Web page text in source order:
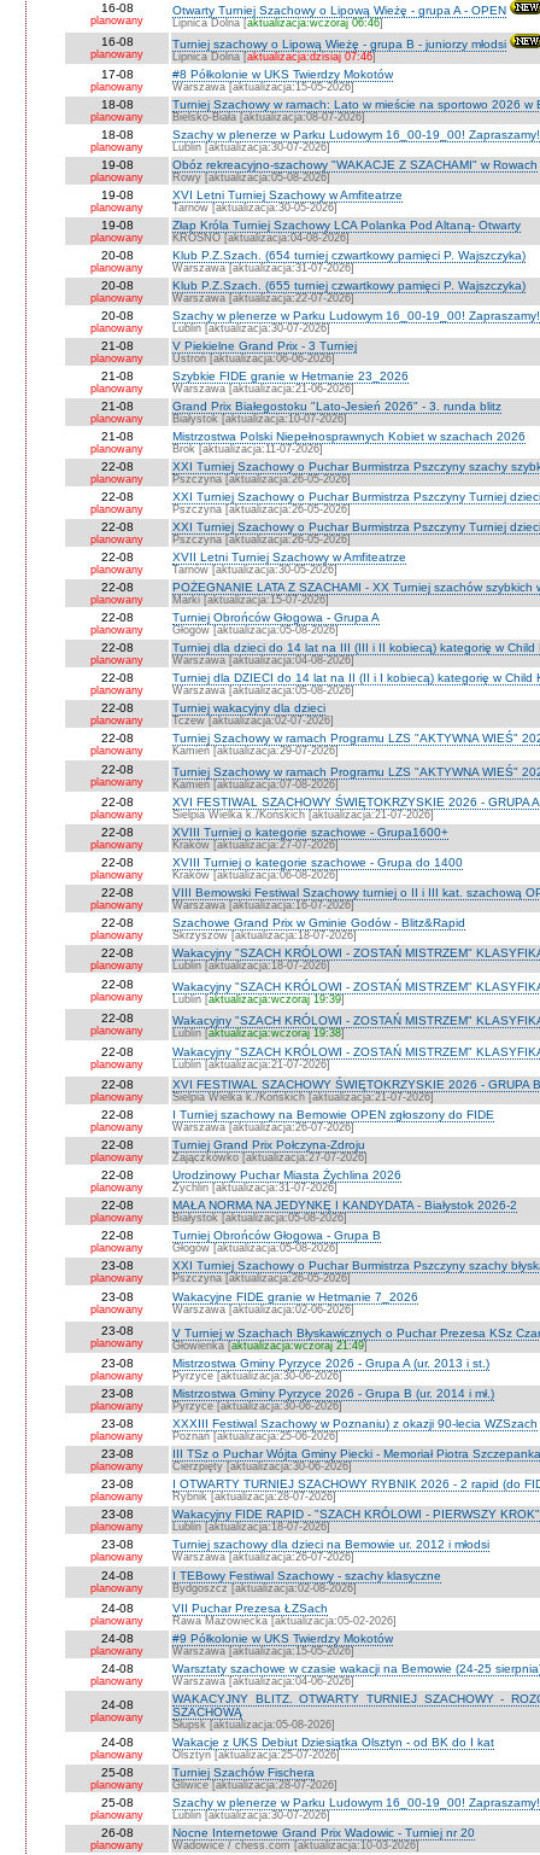
16-08
planowany
Otwarty Turniej Szachowy o Lipową Wieżę - grupa A - OPEN
Lipnica Dolna [aktualizacja:wczoraj 06:46]
16-08
planowany
Turniej szachowy o Lipową Wieżę - grupa B - juniorzy młodsi
Lipnica Dolna [aktualizacja:dzisiaj 07:46]
17-08
planowany
#8 Półkolonie w UKS Twierdzy Mokotów
Warszawa [aktualizacja:15-05-2026]
18-08
planowany
Turniej Szachowy w ramach: Lato w mieście na sportowo 2026 w
Bielsko-Biała [aktualizacja:08-07-2026]
18-08
planowany
Szachy w plenerze w Parku Ludowym 16_00-19_00! Zapraszamy!
Lublin [aktualizacja:30-07-2026]
19-08
planowany
Obóz rekreacyjno-szachowy "WAKACJE Z SZACHAMI" w Rowach
Rowy [aktualizacja:05-08-2026]
19-08
planowany
XVI Letni Turniej Szachowy w Amfiteatrze
Tarnów [aktualizacja:30-05-2026]
19-08
planowany
Złap Króla Turniej Szachowy LCA Polanka Pod Altaną- Otwarty
KROSNO [aktualizacja:04-08-2026]
20-08
planowany
Klub P.Z.Szach. (654 turniej czwartkowy pamięci P. Wajszczyka)
Warszawa [aktualizacja:31-07-2026]
20-08
planowany
Klub P.Z.Szach. (655 turniej czwartkowy pamięci P. Wajszczyka)
Warszawa [aktualizacja:22-07-2026]
20-08
planowany
Szachy w plenerze w Parku Ludowym 16_00-19_00! Zapraszamy!
Lublin [aktualizacja:30-07-2026]
21-08
planowany
V Piekielne Grand Prix - 3 Turniej
Ustroń [aktualizacja:06-06-2026]
21-08
planowany
Szybkie FIDE granie w Hetmanie 23_2026
Warszawa [aktualizacja:21-06-2026]
21-08
planowany
Grand Prix Białegostoku "Lato-Jesień 2026" - 3. runda blitz
Białystok [aktualizacja:10-07-2026]
21-08
planowany
Mistrzostwa Polski Niepełnosprawnych Kobiet w szachach 2026
Brok [aktualizacja:11-07-2026]
22-08
planowany
XXI Turniej Szachowy o Puchar Burmistrza Pszczyny szachy
Pszczyna [aktualizacja:26-05-2026]
22-08
planowany
XXI Turniej Szachowy o Puchar Burmistrza Pszczyny Turniej
Pszczyna [aktualizacja:26-05-2026]
22-08
planowany
XXI Turniej Szachowy o Puchar Burmistrza Pszczyny Turniej
Pszczyna [aktualizacja:26-05-2026]
22-08
planowany
XVII Letni Turniej Szachowy w Amfiteatrze
Tarnów [aktualizacja:30-05-2026]
22-08
planowany
POŻEGNANIE LATA Z SZACHAMI - XX Turniej szachów szybkich
Marki [aktualizacja:15-07-2026]
22-08
planowany
Turniej Obrońców Głogowa - Grupa A
Głogów [aktualizacja:05-08-2026]
22-08
planowany
Turniej dla dzieci do 14 lat na III (III i II kobiecą) kategorię w Child
Warszawa [aktualizacja:04-08-2026]
22-08
planowany
Turniej dla DZIECI do 14 lat na II (II i I kobiecą) kategorię w Child
Warszawa [aktualizacja:05-08-2026]
22-08
planowany
Turniej wakacyjny dla dzieci
Tczew [aktualizacja:02-07-2026]
22-08
planowany
Turniej Szachowy w ramach Programu LZS "AKTYWNA WIEŚ"
Kamień [aktualizacja:29-07-2026]
22-08
planowany
Turniej Szachowy w ramach Programu LZS "AKTYWNA WIEŚ"
Kamień [aktualizacja:07-08-2026]
22-08
planowany
XVI FESTIWAL SZACHOWY ŚWIĘTOKRZYSKIE 2026 - GRUPA
Sielpia Wielka k./Końskich [aktualizacja:21-07-2026]
22-08
planowany
XVIII Turniej o kategorie szachowe - Grupa1600+
Kraków [aktualizacja:27-07-2026]
22-08
planowany
XVIII Turniej o kategorie szachowe - Grupa do 1400
Kraków [aktualizacja:06-08-2026]
22-08
planowany
VIII Bemowski Festiwal Szachowy turniej o II i III kat. szachową
Warszawa [aktualizacja:16-07-2026]
22-08
planowany
Szachowe Grand Prix w Gminie Godów - Blitz&Rapid
Skrzyszów [aktualizacja:18-07-2026]
22-08
planowany
Wakacyjny "SZACH KRÓLOWI - ZOSTAŃ MISTRZEM"
Lublin [aktualizacja:18-07-2026]
22-08
planowany
Wakacyjny "SZACH KRÓLOWI - ZOSTAŃ MISTRZEM"
Lublin [aktualizacja:wczoraj 19:39]
22-08
planowany
Wakacyjny "SZACH KRÓLOWI - ZOSTAŃ MISTRZEM"
Lublin [aktualizacja:wczoraj 19:38]
22-08
planowany
Wakacyjny "SZACH KRÓLOWI - ZOSTAŃ MISTRZEM"
Lublin [aktualizacja:21-07-2026]
22-08
planowany
XVI FESTIWAL SZACHOWY ŚWIĘTOKRZYSKIE 2026 - GRUPA B
Sielpia Wielka k./Końskich [aktualizacja:21-07-2026]
22-08
planowany
I Turniej szachowy na Bemowie OPEN zgłoszony do FIDE
Warszawa [aktualizacja:26-07-2026]
22-08
planowany
Turniej Grand Prix Połczyna-Zdroju
Zajączkówko [aktualizacja:27-07-2026]
22-08
planowany
Urodzinowy Puchar Miasta Żychlina 2026
Żychlin [aktualizacja:31-07-2026]
22-08
planowany
MAŁA NORMA NA JEDYNKĘ I KANDYDATA - Białystok 2026-2
Białystok [aktualizacja:05-08-2026]
22-08
planowany
Turniej Obrońców Głogowa - Grupa B
Głogów [aktualizacja:05-08-2026]
23-08
planowany
XXI Turniej Szachowy o Puchar Burmistrza Pszczyny szachy
Pszczyna [aktualizacja:26-05-2026]
23-08
planowany
Wakacyjne FIDE granie w Hetmanie 7_2026
Warszawa [aktualizacja:02-06-2026]
23-08
planowany
V Turniej w Szachach Błyskawicznych o Puchar Prezesa KSz
Głowienka [aktualizacja:wczoraj 21:49]
23-08
planowany
Mistrzostwa Gminy Pyrzyce 2026 - Grupa A (ur. 2013 i st.)
Pyrzyce [aktualizacja:30-06-2026]
23-08
planowany
Mistrzostwa Gminy Pyrzyce 2026 - Grupa B (ur. 2014 i mł.)
Pyrzyce [aktualizacja:30-06-2026]
23-08
planowany
XXXIII Festiwal Szachowy w Poznaniu) z okazji 90-lecia WZSzach
Poznań [aktualizacja:25-06-2026]
23-08
planowany
III TSz o Puchar Wójta Gminy Piecki - Memoriał Piotra
Cierzpięty [aktualizacja:30-06-2026]
23-08
planowany
I OTWARTY TURNIEJ SZACHOWY RYBNIK 2026 - 2 rapid (do
Rybnik [aktualizacja:28-07-2026]
23-08
planowany
Wakacyjny FIDE RAPID - "SZACH KRÓLOWI - PIERWSZY
Lublin [aktualizacja:18-07-2026]
23-08
planowany
Turniej szachowy dla dzieci na Bemowie ur. 2012 i młodsi
Warszawa [aktualizacja:26-07-2026]
24-08
planowany
I TEBowy Festiwal Szachowy - szachy klasyczne
Bydgoszcz [aktualizacja:02-08-2026]
24-08
planowany
VII Puchar Prezesa ŁZSach
Rawa Mazowiecka [aktualizacja:05-02-2026]
24-08
planowany
#9 Półkolonie w UKS Twierdzy Mokotów
Warszawa [aktualizacja:15-05-2026]
24-08
planowany
Warsztaty szachowe w czasie wakacji na Bemowie (24-25
Warszawa [aktualizacja:04-06-2026]
24-08
planowany
WAKACYJNY BLITZ. OTWARTY TURNIEJ SZACHOWY -
SZACHOWĄ
Słupsk [aktualizacja:05-08-2026]
24-08
planowany
Wakacje z UKS Debiut Dziesiątka Olsztyn - od BK do I kat
Olsztyn [aktualizacja:25-07-2026]
25-08
planowany
Turniej Szachów Fischera
Gliwice [aktualizacja:28-07-2026]
25-08
planowany
Szachy w plenerze w Parku Ludowym 16_00-19_00! Zapraszamy!
Lublin [aktualizacja:30-07-2026]
26-08
planowany
Nocne Internetowe Grand Prix Wadowic - Turniej nr 20
Wadowice / chess.com [aktualizacja:10-03-2026]